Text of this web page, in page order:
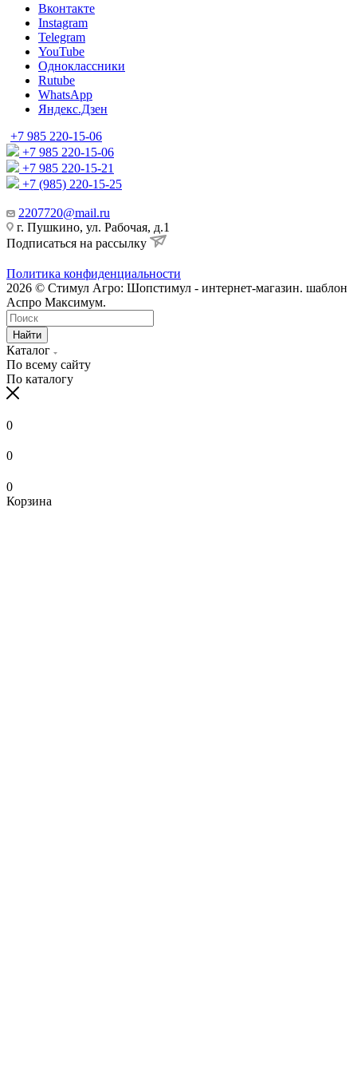
Вконтакте
Instagram
Telegram
YouTube
Одноклассники
Rutube
WhatsApp
Яндекс.Дзен
+7 985 220-15-06
+7 985 220-15-06
+7 985 220-15-21
+7 (985) 220-15-25
2207720@mail.ru
г. Пушкино, ул. Рабочая, д.1
Подписаться на рассылку
Политика конфиденциальности
2026 © Стимул Агро: Шопстимул - интернет-магазин. шаблон
Аспро Максимум.
Найти
Каталог
По всему сайту
По каталогу
0
0
0
Корзина